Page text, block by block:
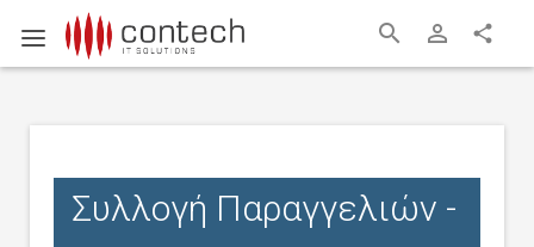
search person_outline share
Συλλογή Παραγγελιών -